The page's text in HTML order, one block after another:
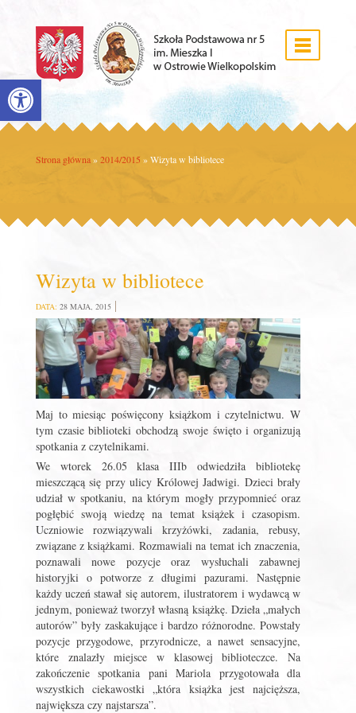
Open toolbar
Strona główna » 2014/2015 »Wizyta w bibliotece
Wizyta w bibliotece
DATA: 28 MAJA, 2015
Maj to miesiąc poświęcony książkom i czytelnictwu. W
tym czasie biblioteki obchodzą swoje święto i organizują
spotkania z czytelnikami.
We wtorek 26.05 klasa IIIb odwiedziła bibliotekę
mieszczącą się przy ulicy Królowej Jadwigi. Dzieci brały
udział w spotkaniu, na którym mogły przypomnieć oraz
pogłębić swoją wiedzę na temat książek i czasopism.
Uczniowie rozwiązywali krzyżówki, zadania, rebusy,
związane z książkami. Rozmawiali na temat ich znaczenia,
poznawali nowe pozycje oraz wysłuchali zabawnej
historyjki o potworze z długimi pazurami. Następnie
każdy uczeń stawał się autorem, ilustratorem i wydawcą w
jednym, ponieważ tworzył własną książkę. Dzieła „małych
autorów” były zaskakujące i bardzo różnorodne. Powstały
pozycje przygodowe, przyrodnicze, a nawet sensacyjne,
które znalazły miejsce w klasowej biblioteczce. Na
zakończenie spotkania pani Mariola przygotowała dla
wszystkich ciekawostki „która książka jest najcięższa,
największa czy najstarsza”.